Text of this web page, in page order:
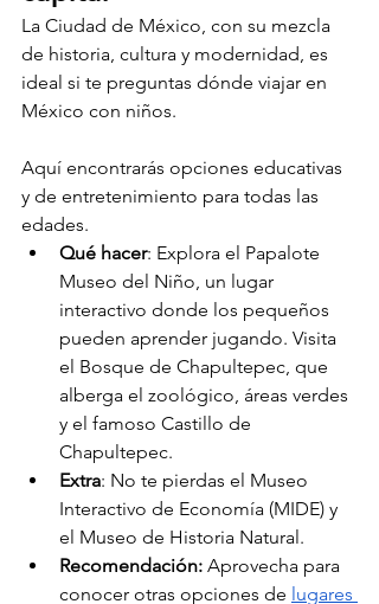
La Ciudad de México, con su mezcla
de historia, cultura y modernidad, es
ideal si te preguntas dónde viajar en
México con niños.
Aquí encontrarás opciones educativas
y de entretenimiento para todas las
edades.
Qué hacer: Explora el Papalote
Museo del Niño, un lugar
interactivo donde los pequeños
pueden aprender jugando. Visita
el Bosque de Chapultepec, que
alberga el zoológico, áreas verdes
y el famoso Castillo de
Chapultepec.
Extra: No te pierdas el Museo
Interactivo de Economía (MIDE) y
el Museo de Historia Natural.
Recomendación: Aprovecha para
conocer otras opciones de lugares